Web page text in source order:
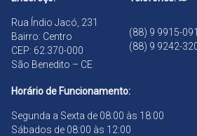
Rua Índio Jacó, 231
Bairro: Centro
CEP: 62.370-000
São Benedito – CE
(88) 9 9915-
(88) 9 9242-
Horário de Funcionamento:
Segunda a Sexta de 08:00 às 18:00
Sábados de 08:00 às 12:00